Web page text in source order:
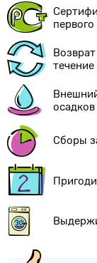
течение
осадков
Сборы